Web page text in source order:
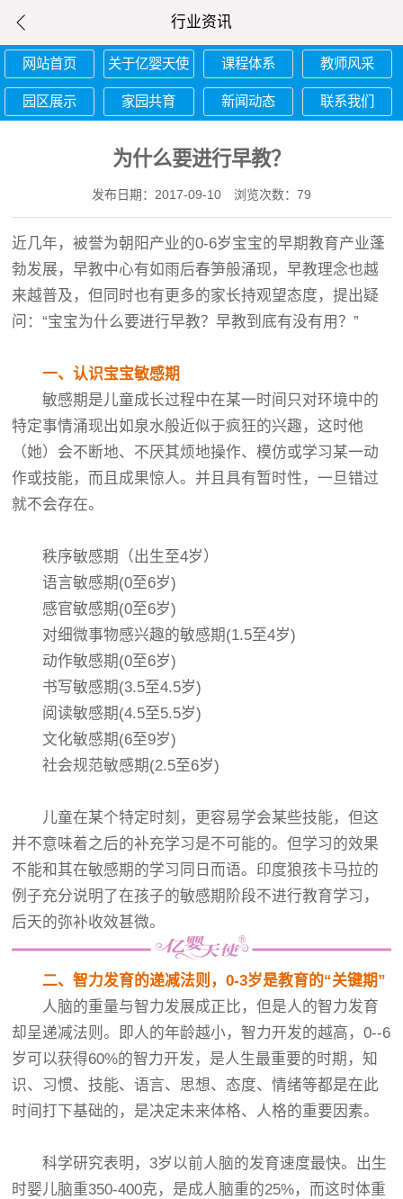
行业资讯
网站首页 关于亿婴天使 课程体系 教师风采
园区展示 家园共育 新闻动态 联系我们
为什么要进行早教？
发布日期：2017-09-10 浏览次数：79
近几年，被誉为朝阳产业的0-6岁宝宝的早期教育产业蓬
勃发展，早教中心有如雨后春笋般涌现，早教理念也越
来越普及，但同时也有更多的家长持观望态度，提出疑
问：“宝宝为什么要进行早教？早教到底有没有用？”
一、认识宝宝敏感期
敏感期是儿童成长过程中在某一时间只对环境中的
特定事情涌现出如泉水般近似于疯狂的兴趣，这时他
（她）会不断地、不厌其烦地操作、模仿或学习某一动
作或技能，而且成果惊人。并且具有暂时性，一旦错过
就不会存在。
秩序敏感期（出生至4岁）
语言敏感期(0至6岁)
感官敏感期(0至6岁)
对细微事物感兴趣的敏感期(1.5至4岁)
动作敏感期(0至6岁)
书写敏感期(3.5至4.5岁)
阅读敏感期(4.5至5.5岁)
文化敏感期(6至9岁)
社会规范敏感期(2.5至6岁)
儿童在某个特定时刻，更容易学会某些技能，但这
并不意味着之后的补充学习是不可能的。但学习的效果
不能和其在敏感期的学习同日而语。印度狼孩卡马拉的
例子充分说明了在孩子的敏感期阶段不进行教育学习，
后天的弥补收效甚微。
二、智力发育的递减法则，0-3岁是教育的“关键期”
人脑的重量与智力发展成正比，但是人的智力发育
却呈递减法则。即人的年龄越小，智力开发的越高，0--6
岁可以获得60%的智力开发，是人生最重要的时期，知
识、习惯、技能、语言、思想、态度、情绪等都是在此
时间打下基础的，是决定未来体格、人格的重要因素。
科学研究表明，3岁以前人脑的发育速度最快。出生
时婴儿脑重350-400克，是成人脑重的25%，而这时体重